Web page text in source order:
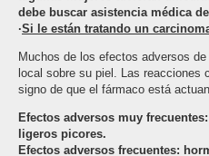
debe buscar asistencia médica
·Si le están tratando un
Muchos de los efectos adversos
local sobre su piel. Las reacciones
signo de que el fármaco está
Efectos adversos muy
ligeros picores.
Efectos adversos frecuentes: